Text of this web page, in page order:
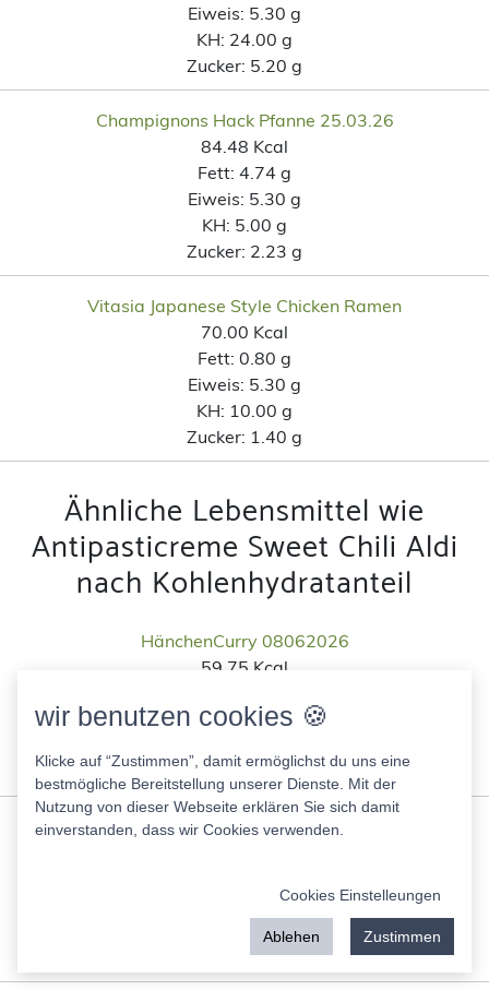
Eiweis: 5.30 g
KH: 24.00 g
Zucker: 5.20 g
Champignons Hack Pfanne 25.03.26
84.48 Kcal
Fett: 4.74 g
Eiweis: 5.30 g
KH: 5.00 g
Zucker: 2.23 g
Vitasia Japanese Style Chicken Ramen
70.00 Kcal
Fett: 0.80 g
Eiweis: 5.30 g
KH: 10.00 g
Zucker: 1.40 g
Ähnliche Lebensmittel wie
Antipasticreme Sweet Chili Aldi
nach Kohlenhydratanteil
HänchenCurry 08062026
59.75 Kcal
Eiweis:5.30 g
Zucker:1.38 g
Fuego Salsa Season Mix Pulver
5.30 g
58.00 g
25.80 g
wir benutzen cookies 🍪
Klicke auf “Zustimmen”, damit ermöglichst du uns eine
bestmögliche Bereitstellung unserer Dienste. Mit der
Nutzung von dieser Webseite erklären Sie sich damit
einverstanden, dass wir Cookies verwenden.
Cookies Einstelleungen
Ablehen Zustimmen